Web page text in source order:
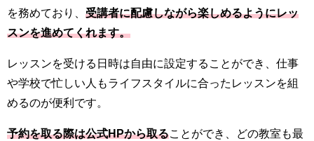
を務めており、 受講者に配慮しながら楽しめるようにレッ
スンを進めてくれます。
レッスンを受ける日時は自由に設定することができ、仕事
や学校で忙しい人もライフスタイルに合ったレッスンを組
めるのが便利です。
予約を取る際は公式HPから取る ことができ、どの教室も最